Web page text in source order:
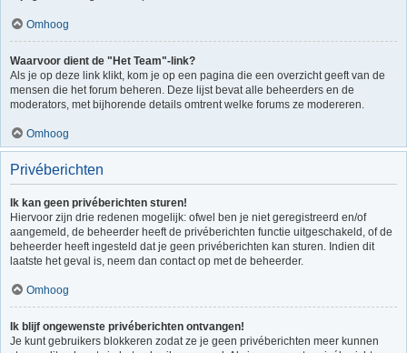
Omhoog
Waarvoor dient de "Het Team"-link?
Als je op deze link klikt, kom je op een pagina die een overzicht geeft van de
mensen die het forum beheren. Deze lijst bevat alle beheerders en de
moderators, met bijhorende details omtrent welke forums ze modereren.
Omhoog
Privéberichten
Ik kan geen privéberichten sturen!
Hiervoor zijn drie redenen mogelijk: ofwel ben je niet geregistreerd en/of
aangemeld, de beheerder heeft de privéberichten functie uitgeschakeld, of de
beheerder heeft ingesteld dat je geen privéberichten kan sturen. Indien dit
laatste het geval is, neem dan contact op met de beheerder.
Omhoog
Ik blijf ongewenste privéberichten ontvangen!
Je kunt gebruikers blokkeren zodat ze je geen privéberichten meer kunnen